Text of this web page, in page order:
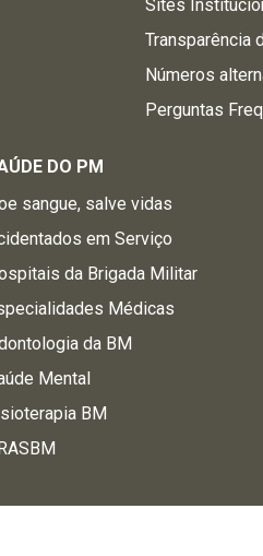
Sites
Transparência
Números
Perguntas
DO PM
sangue, salve vidas
em Serviço
da Brigada Militar
Médicas
da BM
Mental
BM